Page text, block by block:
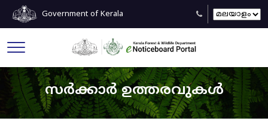
Government of Kerala
സർക്കാർ ഉത്തരവുകൾ